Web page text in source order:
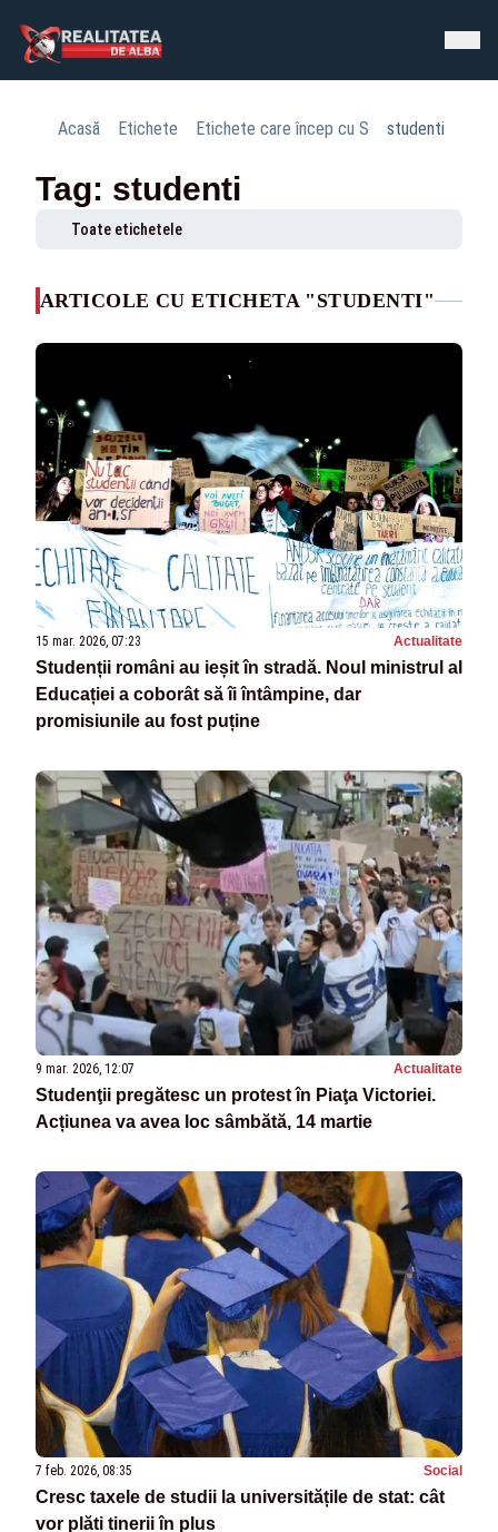
Acasă Etichete Etichete care încep cu S studenti
Tag: studenti
Toate etichetele
ARTICOLE CU ETICHETA "STUDENTI"
15 mar. 2026, 07:23 Actualitate
Studenții români au ieșit în stradă. Noul ministrul al
Educației a coborât să îi întâmpine, dar
promisiunile au fost puține
9 mar. 2026, 12:07 Actualitate
Studenţii pregătesc un protest în Piaţa Victoriei.
Acțiunea va avea loc sâmbătă, 14 martie
7 feb. 2026, 08:35 Social
Cresc taxele de studii la universitățile de stat: cât
vor plăti tinerii în plus